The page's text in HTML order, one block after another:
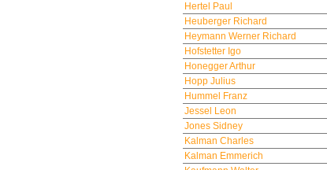
Hertel Paul
Heuberger Richard
Heymann Werner Richard
Hofstetter Igo
Honegger Arthur
Hopp Julius
Hummel Franz
Jessel Leon
Jones Sidney
Kalman Charles
Kalman Emmerich